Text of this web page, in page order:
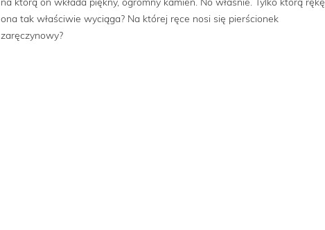
ona tak właściwie wyciąga? Na której ręce nosi się pierścionek
zaręczynowy?